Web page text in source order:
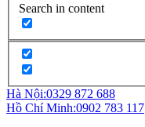
Search in content
Hà Nội:0329 872 688
Hồ Chí Minh:0902 783 117